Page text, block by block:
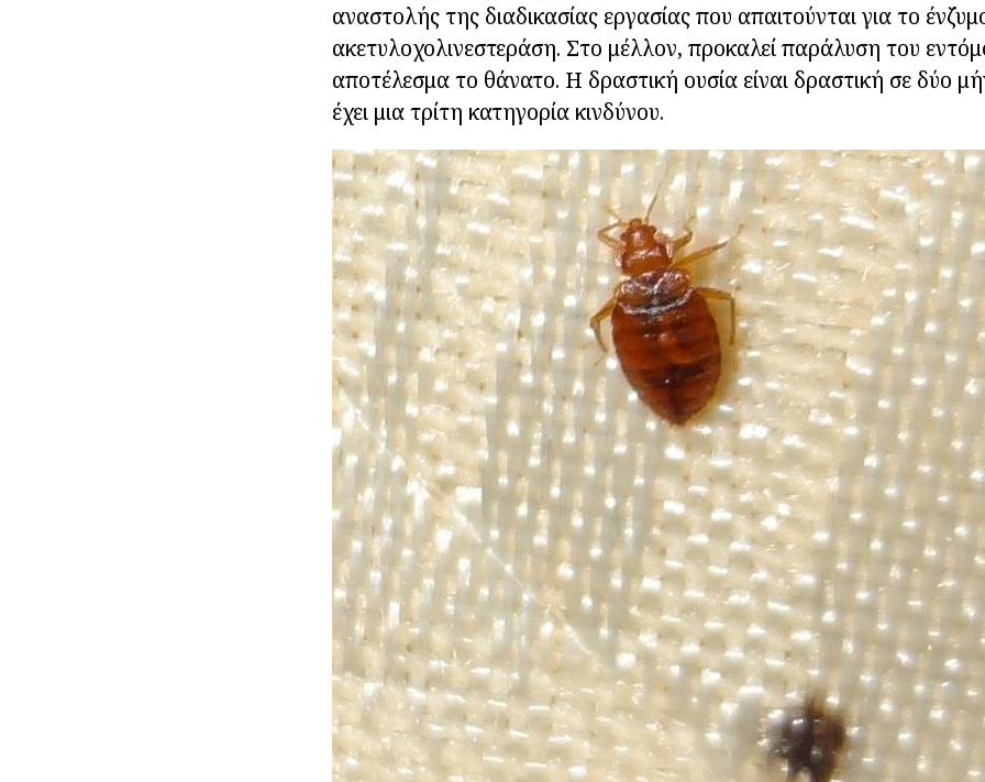
αναστολής της διαδικασίας εργασίας που απαιτούνται για το
ακετυλοχολινεστεράση. Στο μέλλον, προκαλεί παράλυση του
αποτέλεσμα το θάνατο. Η δραστική ουσία είναι δραστική σε δύο
έχει μια τρίτη κατηγορία κινδύνου.